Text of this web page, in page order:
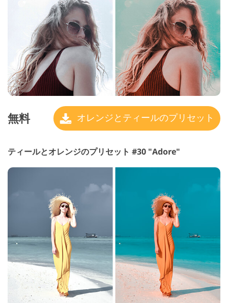
無料 オレンジとティールのプリセット
ティールとオレンジのプリセット #30 "Adore"